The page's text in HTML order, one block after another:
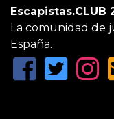
Escapistas.CLUB
La comunidad de
España.